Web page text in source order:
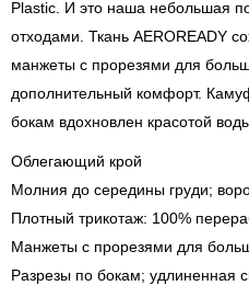
Plastic. И это наша небольшая
отходами. Ткань AEROREADY
манжеты с прорезями для
дополнительный комфорт.
бокам вдохновлен красотой
Облегающий крой
Молния до середины груди;
Плотный трикотаж: 100%
Манжеты с прорезями для
Разрезы по бокам; удлиненная